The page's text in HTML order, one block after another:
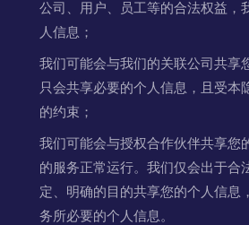
公司、用户、员工等的合法权益，
人信息；
我们可能会与我们的关联公司共享
只会共享必要的个人信息，且受本
的约束；
我们可能会与授权合作伙伴共享您
的服务正常运行。我们仅会出于合
定、明确的目的共享您的个人信息
务所必要的个人信息。